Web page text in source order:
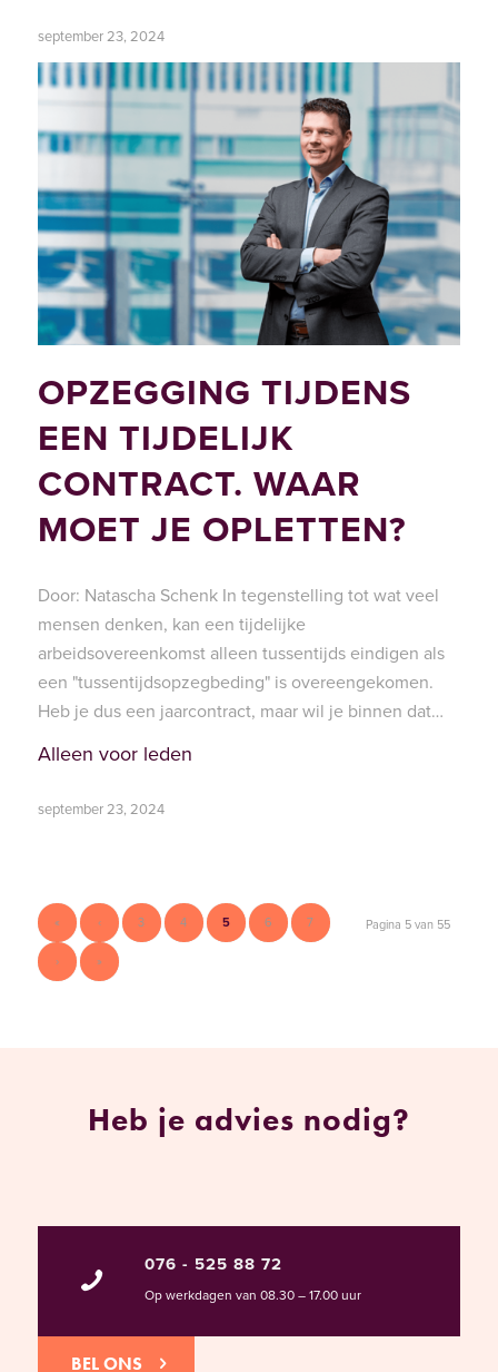
september 23, 2024
OPZEGGING TIJDENS
EEN TIJDELIJK
CONTRACT. WAAR
MOET JE OPLETTEN?
Door: Natascha Schenk In tegenstelling tot wat veel
mensen denken, kan een tijdelijke
arbeidsovereenkomst alleen tussentijds eindigen als
een "tussentijdsopzegbeding" is overeengekomen.
Heb je dus een jaarcontract, maar wil je binnen dat…
Alleen voor leden
september 23, 2024
Pagina 5 van 55
« ‹ 3 4 5 6 7
› »
Heb je advies nodig?
076 - 525 88 72
Op werkdagen van 08.30 – 17.00 uur
BEL ONS